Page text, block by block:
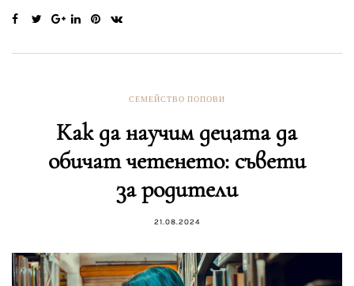
СЕМЕЙСТВО ПОПОВИ
Как да научим децата да
обичат четенето: съвети
за родители
21.08.2024